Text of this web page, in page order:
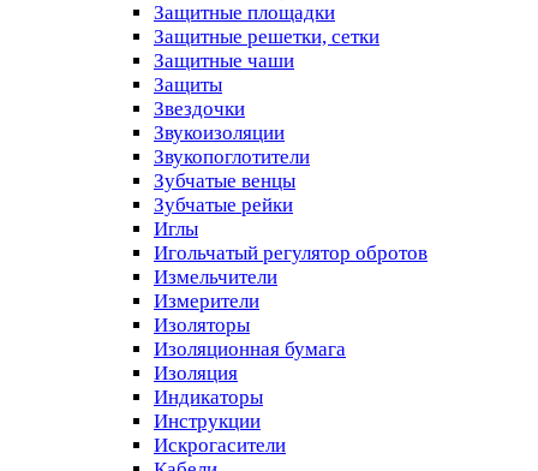
Защитные площадки
Защитные решетки, сетки
Защитные чаши
Защиты
Звездочки
Звукоизоляции
Звукопоглотители
Зубчатые венцы
Зубчатые рейки
Иглы
Игольчатый регулятор обротов
Измельчители
Измерители
Изоляторы
Изоляционная бумага
Изоляция
Индикаторы
Инструкции
Искрогасители